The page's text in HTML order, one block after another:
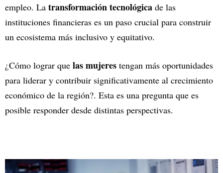
empleo. La transformación tecnológica de las
instituciones financieras es un paso crucial para construir
un ecosistema más inclusivo y equitativo.
¿Cómo lograr que las mujeres tengan más oportunidades
para liderar y contribuir significativamente al crecimiento
económico de la región?. Esta es una pregunta que es
posible responder desde distintas perspectivas.